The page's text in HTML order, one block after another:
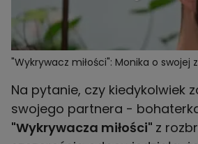
"Wykrywacz miłości": Monika o swojej
Na pytanie, czy kiedykolwiek
swojego partnera -
"Wykrywacza miłości" z